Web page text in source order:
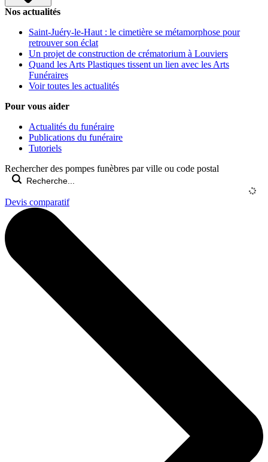
Nos actualités
Saint-Juéry-le-Haut : le cimetière se métamorphose pour
retrouver son éclat
Un projet de construction de crématorium à Louviers
Quand les Arts Plastiques tissent un lien avec les Arts
Funéraires
Voir toutes les actualités
Pour vous aider
Actualités du funéraire
Publications du funéraire
Tutoriels
Rechercher des pompes funèbres par ville ou code postal
Devis comparatif